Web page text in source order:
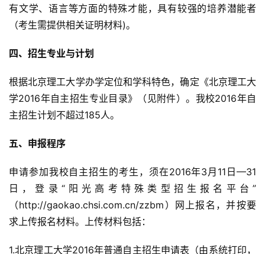
有文学、语言等方面的特殊才能，具有较强的培养潜能者
（考生需提供相关证明材料)。
四、招生专业与计划
根据北京理工大学办学定位和学科特色，确定《北京理工大
学2016年自主招生专业目录》（见附件）。我校2016年自
主招生计划不超过185人。
五、申报程序
申请参加我校自主招生的考生，须在2016年3月11日—31
日，登录“阳光高考特殊类型招生报名平台”
（http://gaokao.chsi.com.cn/zzbm）网上报名，并按要
求上传报名材料。上传材料包括：
1.北京理工大学2016年普通自主招生申请表（由系统打印，